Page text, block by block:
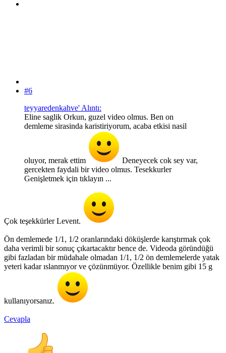
#6
teyyaredenkahve' Alıntı:
Eline saglik Orkun, guzel video olmus. Ben on
demleme sirasinda karistiriyorum, acaba etkisi nasil
oluyor, merak ettim
Deneyecek cok sey var,
gercekten faydali bir video olmus. Tesekkurler
Genişletmek için tıklayın ...
Çok teşekkürler Levent.
Ön demlemede 1/1, 1/2 oranlarındaki döküşlerde karıştırmak çok
daha verimli bir sonuç çıkartacaktır bence de. Videoda göründüğü
gibi fazladan bir müdahale olmadan 1/1, 1/2 ön demlemelerde yatak
yeteri kadar ıslanmıyor ve çözünmüyor. Özellikle benim gibi 15 g
kullanıyorsanız.
Cevapla